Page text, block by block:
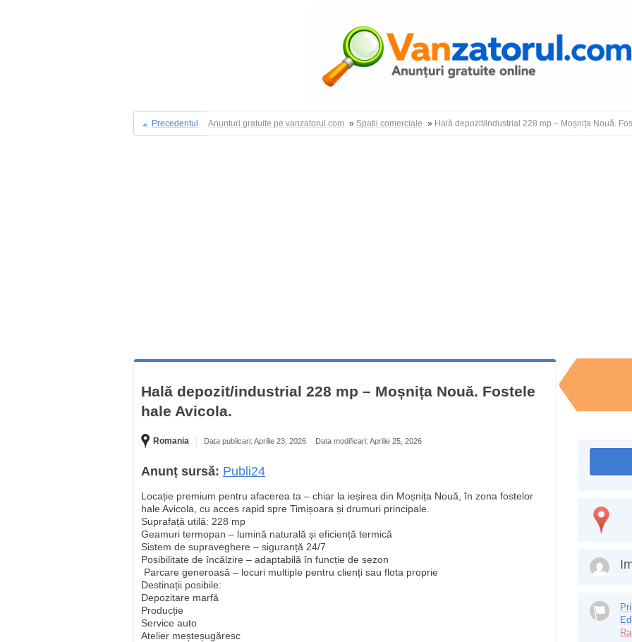
Precedentul Anunturi gratuite pe vanzatorul.com » Spatii comerciale » Hală depozit/industrial 228 mp – Moșnița Nouă.
Hală depozit/industrial 228 mp – Moșnița Nouă. Fostele
hale Avicola.
Romania Data publicari: Aprilie 23, 2026 Data modificari: Aprilie 25, 2026
Anunț sursă: Publi24
Locație premium pentru afacerea ta – chiar la ieșirea din Moșnița Nouă, în zona fostelor
hale Avicola, cu acces rapid spre Timișoara și drumuri principale.
Suprafață utilă: 228 mp
Geamuri termopan – lumină naturală și eficiență termică
Sistem de supraveghere – siguranță 24/7
Posibilitate de încălzire – adaptabilă în funcție de sezon
️ Parcare generoasă – locuri multiple pentru clienți sau flota proprie
Destinații posibile:
Depozitare marfă
Producție
Service auto
Atelier meșteșugăresc